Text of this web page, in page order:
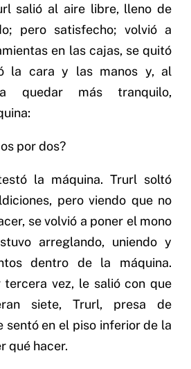
salió al aire libre, lleno de
pero satisfecho; volvió a
en las cajas, se quitó
la cara y las manos y, al
quedar más tranquilo,
por dos?
la máquina. Trurl soltó
pero viendo que no
se volvió a poner el mono
arreglando, uniendo y
dentro de la máquina.
tercera vez, le salió con que
siete, Trurl, presa de
sentó en el piso inferior de la
qué hacer.